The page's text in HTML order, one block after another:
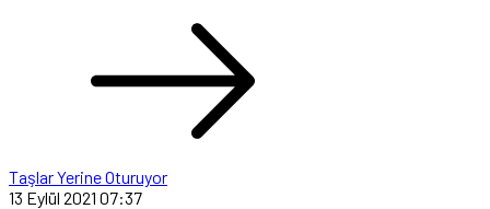
Taşlar Yerine Oturuyor
13 Eylül 2021 07:37